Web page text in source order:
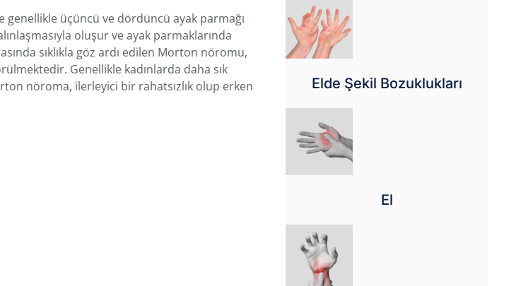
genellikle üçüncü ve dördüncü ayak parmağı
oluşur ve ayak parmaklarında
sıklıkla göz ardı edilen Morton nöromu,
Genellikle kadınlarda daha sık
nöroma, ilerleyici bir rahatsızlık olup erken
Elde Şekil Bozuklukları
El